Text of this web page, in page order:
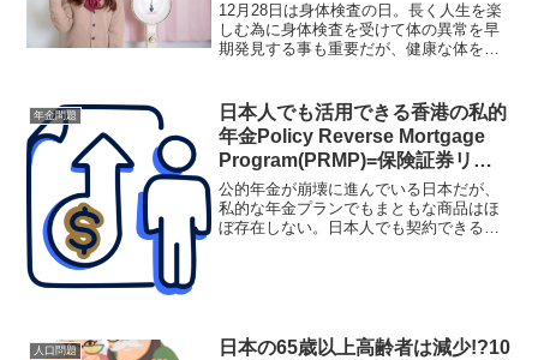
か？
12月28日は身体検査の日。長く人生を楽
しむ為に身体検査を受けて体の異常を早
期発見する事も重要だが、健康な体を維
思うが、海外のオフショア金融センター
に最適な商品はあるだろうか？
年金問題
日本人でも活用できる香港の私的
年金Policy Reverse Mortgage
Program(PRMP)=保険証券リバ
ーズモーゲージプログラムとは？
公的年金が崩壊に進んでいる日本だが、
私的な年金プランでもまともな商品はほ
ぼ存在しない。日本人でも契約できる海
人口問題
日本の65歳以上高齢者は減少!?10